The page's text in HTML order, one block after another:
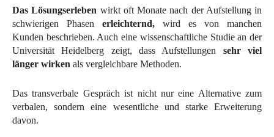
Das Lösungserleben wirkt oft Monate nach der Aufstellung in
schwierigen Phasen erleichternd, wird es von manchen
Kunden beschrieben. Auch eine wissenschaftliche Studie an der
Universität Heidelberg zeigt, dass Aufstellungen sehr viel
länger wirken als vergleichbare Methoden.
Das transverbale Gespräch ist nicht nur eine Alternative zum
verbalen, sondern eine wesentliche und starke Erweiterung
davon.